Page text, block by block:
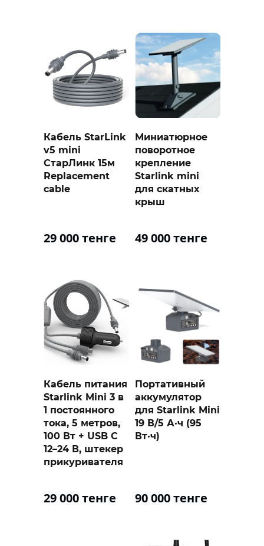
Кабель StarLink
v5 mini
СтарЛинк 15м
Replacement
cable
29 000 тенге
Миниатюрное
поворотное
крепление
Starlink mini
для скатных
крыш
49 000 тенге
Кабель питания
Starlink Mini 3 в
1 постоянного
тока, 5 метров,
100 Вт + USB C
12–24 В, штекер
прикуривателя
29 000 тенге
Портативный
аккумулятор
для Starlink Mini
19 В/5 А·ч (95
Вт·ч)
90 000 тенге